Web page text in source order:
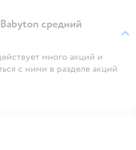
средний
много акций и
с ними в разделе акций